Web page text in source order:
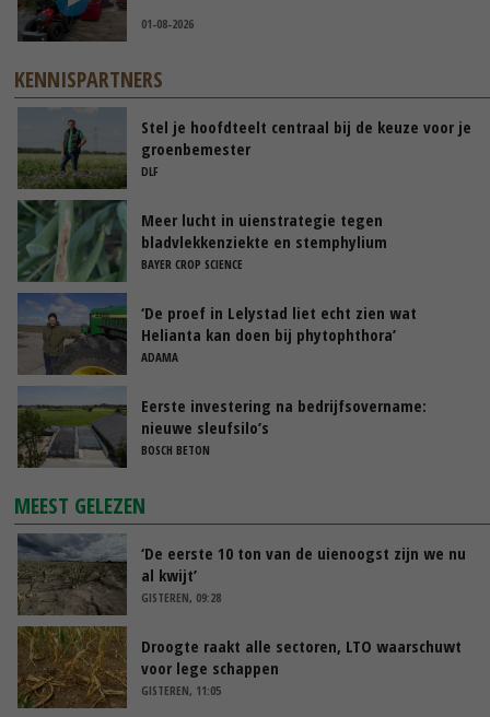
01-08-2026
KENNISPARTNERS
Stel je hoofdteelt centraal bij de keuze voor je
groenbemester
DLF
Meer lucht in uienstrategie tegen
bladvlekkenziekte en stemphylium
BAYER CROP SCIENCE
‘De proef in Lelystad liet echt zien wat
Helianta kan doen bij phytophthora’
ADAMA
Eerste investering na bedrijfsovername:
nieuwe sleufsilo’s
BOSCH BETON
MEEST GELEZEN
‘De eerste 10 ton van de uienoogst zijn we nu
al kwijt’
GISTEREN, 09:28
Droogte raakt alle sectoren, LTO waarschuwt
voor lege schappen
GISTEREN, 11:05